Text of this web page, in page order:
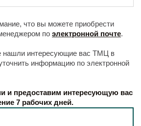
что вы можете приобрести
по электронной почте.
нашли интересующие вас ТМЦ в
информацию по электронной
и предоставим интересующую вас
7 рабочих дней.